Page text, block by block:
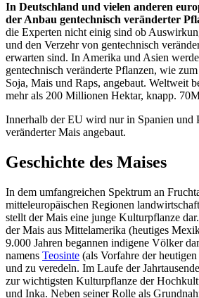
In Deutschland und vielen anderen
der Anbau gentechnisch veränderter
die Experten nicht einig sind ob
und den Verzehr von gentechnisch
erwarten sind. In Amerika und Asien
gentechnisch veränderte Pflanzen, wie
Soja, Mais und Raps, angebaut. Weltweit
mehr als 200 Millionen Hektar, knapp.
Innerhalb der EU wird nur in Spanien und
veränderter Mais angebaut.
Geschichte des Maises
In dem umfangreichen Spektrum an
mitteleuropäischen Regionen
stellt der Mais eine junge Kulturpflanze
der Mais aus Mittelamerika (heutiges
9.000 Jahren begannen indigene Völker
namens Teosinte (als Vorfahre der
und zu veredeln. Im Laufe der
zur wichtigsten Kulturpflanze der
und Inka. Neben seiner Rolle als